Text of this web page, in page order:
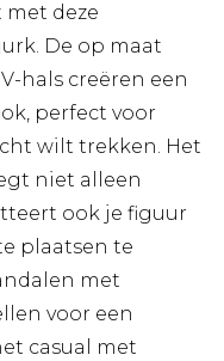
deze
De op maat
hals creëren een
perfect voor
wilt trekken. Het
niet alleen
ook je figuur
plaatsen te
met
voor een
casual met